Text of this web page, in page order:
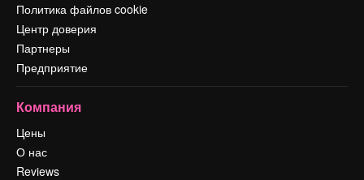
Политика файлов cookie
Центр доверия
Партнеры
Предприятие
Компания
Цены
О нас
Reviews